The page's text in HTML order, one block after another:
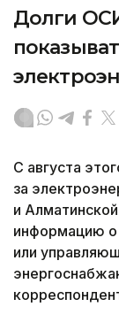
Долги
С августа
за
и
информацию
или